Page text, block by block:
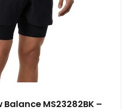
Balance MS23282BK –